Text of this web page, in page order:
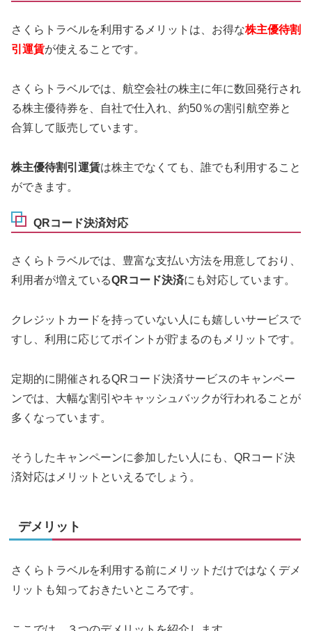
さくらトラベルを利用するメリットは、お得な株主優待割
引運賃が使えることです。
さくらトラベルでは、航空会社の株主に年に数回発行され
る株主優待券を、自社で仕入れ、約50％の割引航空券と
合算して販売しています。
株主優待割引運賃は株主でなくても、誰でも利用すること
ができます。
QRコード決済対応
さくらトラベルでは、豊富な支払い方法を用意しており、
利用者が増えているQRコード決済にも対応しています。
クレジットカードを持っていない人にも嬉しいサービスで
すし、利用に応じてポイントが貯まるのもメリットです。
定期的に開催されるQRコード決済サービスのキャンペー
ンでは、大幅な割引やキャッシュバックが行われることが
多くなっています。
そうしたキャンペーンに参加したい人にも、QRコード決
済対応はメリットといえるでしょう。
デメリット
さくらトラベルを利用する前にメリットだけではなくデメ
リットも知っておきたいところです。